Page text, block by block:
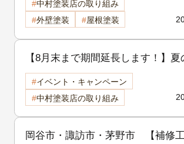
2026.8.21-2026.8.22
中村塗装店の取り組み
外壁塗装
屋根塗装
【8月末まで期間延長します！】夏
域感謝祭開催中！外壁・屋根リフォ
をご検討中の方へ
イベント・キャンペーン
中村塗装店の取り組み
岡谷市・諏訪市・茅野市 【補修